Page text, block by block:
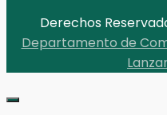
Derechos
Departamento de